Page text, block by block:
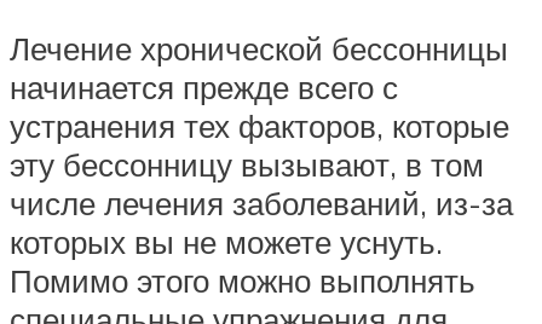
Лечение хронической бессонницы
начинается прежде всего с
устранения тех факторов, которые
эту бессонницу вызывают, в том
числе лечения заболеваний, из-за
которых вы не можете уснуть.
Помимо этого можно выполнять